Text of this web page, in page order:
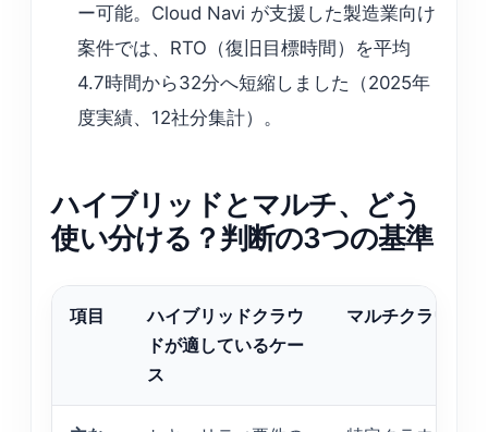
ー可能。Cloud Navi が支援した製造業向け
案件では、RTO（復旧目標時間）を平均
4.7時間から32分へ短縮しました（2025年
度実績、12社分集計）。
ハイブリッドとマルチ、どう
使い分ける？判断の3つの基準
項目
ハイブリッドクラウ
ドが適しているケー
ス
マルチクラウド